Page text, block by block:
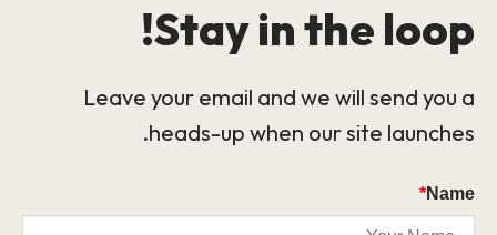
Stay in the loop!
Leave your email and we will send you a
heads-up when our site launches.
Name
*